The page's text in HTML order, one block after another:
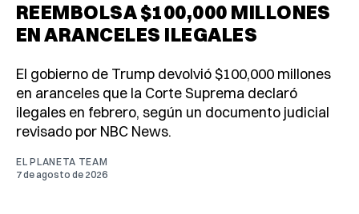
REEMBOLSA $100,000 MILLONES
EN ARANCELES ILEGALES
El gobierno de Trump devolvió $100,000 millones
en aranceles que la Corte Suprema declaró
ilegales en febrero, según un documento judicial
revisado por NBC News.
EL PLANETA TEAM
7 de agosto de 2026